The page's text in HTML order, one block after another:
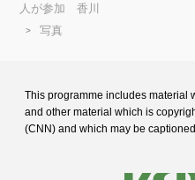
人が参加 香川
写真
This programme includes material
and other material which is
(CNN) and which may be